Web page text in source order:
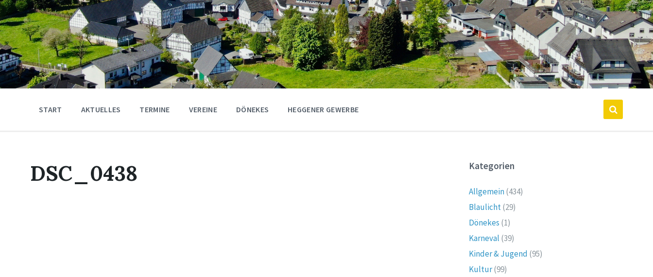
START AKTUELLES TERMINE VEREINE DÖNEKES HEGGENER GEWERBE
DSC_0438 Kategorien
Allgemein(434)
Blaulicht(29)
Dönekes (1)
Karneval (39)
Kinder & Jugend (95)
Kultur(99)